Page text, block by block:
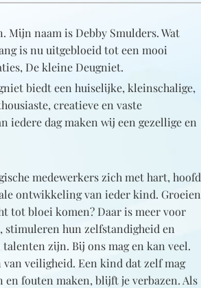
Mijn naam is Debby Smulders. Wat
is nu uitgebloeid tot een mooi
De kleine Deugniet.
biedt een huiselijke, kleinschalige,
creatieve en vaste
iedere dag maken wij een gezellige en
medewerkers zich met hart, hoofd
ontwikkeling van ieder kind. Groeien
tot bloei komen? Daar is meer voor
stimuleren hun zelfstandigheid en
zijn. Bij ons mag en kan veel.
veiligheid. Een kind dat zelf mag
en fouten maken, blijft je verbazen. Als